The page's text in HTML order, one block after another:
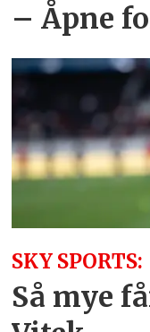
– Åpne
SKY SPORTS:
Så mye